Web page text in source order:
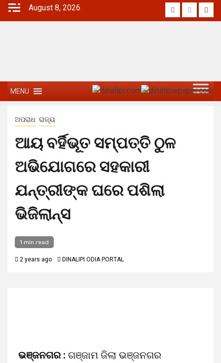
August 8, 2026
MENU
ଅପରାଧ ରାଜ୍ୟ
ଆୟ ବର୍ହିଭୂତ ସମ୍ପତ୍ତି ଠୁଳ
ଅଭିଯୋଗରେ ସହକାରୀ
ଯନ୍ତ୍ରୀଙ୍କ ଘରେ ପଶିଲା
ଭିଜିଲାନ୍ସ
1 min read
2 years ago DINALIPI ODIA PORTAL
ଭଞ୍ଜନଗର : ଗଞ୍ଜାମ ଜିଲା ଭଞ୍ଜନଗର